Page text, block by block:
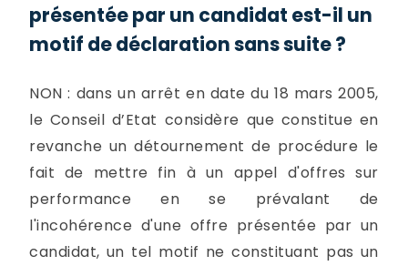
présentée par un candidat est-il un
motif de déclaration sans suite ?
NON : dans un arrêt en date du 18 mars 2005,
le Conseil d’Etat considère que constitue en
revanche un détournement de procédure le
fait de mettre fin à un appel d'offres sur
performance en se prévalant de
l'incohérence d'une offre présentée par un
candidat, un tel motif ne constituant pas un